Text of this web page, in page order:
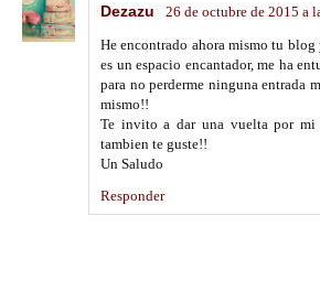
Dezazu
26 de octubre de 2015 a
He encontrado ahora mismo tu
es un espacio encantador, me ha
para no perderme ninguna entrada
mismo!!
Te invito a dar una vuelta por mi
tambien te guste!!
Un Saludo
Responder